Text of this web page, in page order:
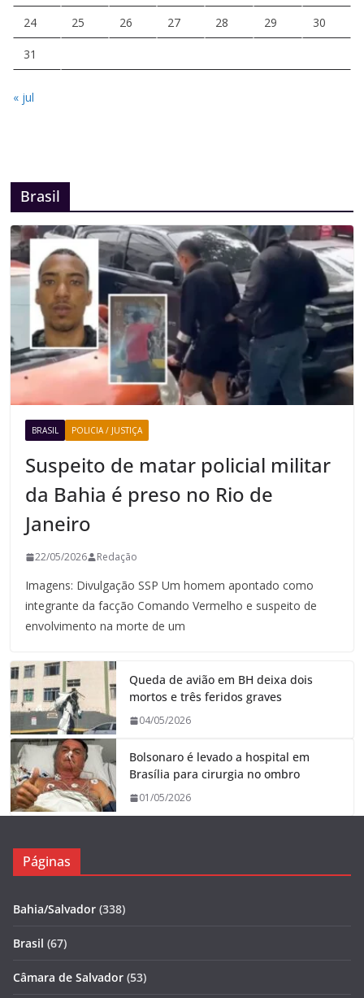
24 25 26 27 28 29 30
31
« jul
Brasil
BRASIL POLICIA / JUSTIÇA
Suspeito de matar policial militar
da Bahia é preso no Rio de
Janeiro
22/05/2026 Redação
Imagens: Divulgação SSP Um homem apontado como
integrante da facção Comando Vermelho e suspeito de
envolvimento na morte de um
Queda de avião em BH deixa dois
mortos e três feridos graves
04/05/2026
Bolsonaro é levado a hospital em
Brasília para cirurgia no ombro
01/05/2026
Páginas
Bahia/Salvador (338)
Brasil (67)
Câmara de Salvador (53)